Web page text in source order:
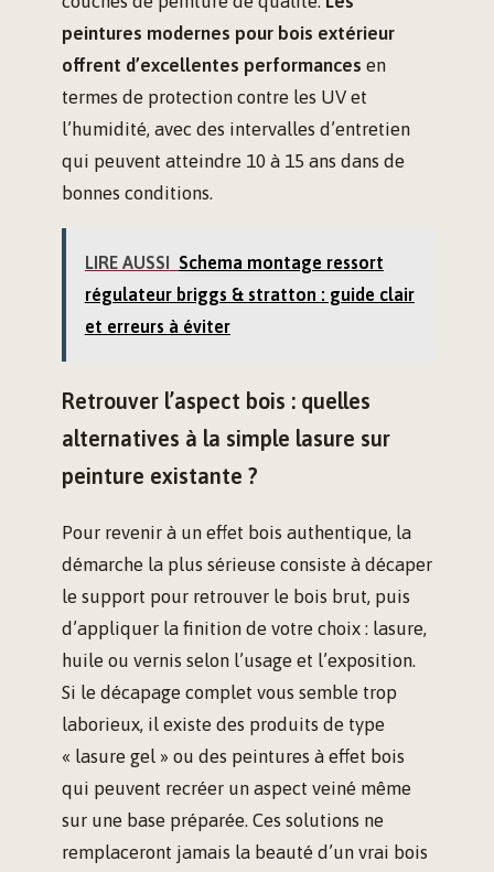
peintures modernes pour bois extérieur
offrent d’excellentes performances en
termes de protection contre les UV et
l’humidité, avec des intervalles d’entretien
qui peuvent atteindre 10 à 15 ans dans de
bonnes conditions.
LIRE AUSSI Schema montage ressort
régulateur briggs & stratton : guide clair
et erreurs à éviter
Retrouver l’aspect bois : quelles
alternatives à la simple lasure sur
peinture existante ?
Pour revenir à un effet bois authentique, la
démarche la plus sérieuse consiste à décaper
le support pour retrouver le bois brut, puis
d’appliquer la finition de votre choix : lasure,
huile ou vernis selon l’usage et l’exposition.
Si le décapage complet vous semble trop
laborieux, il existe des produits de type
« lasure gel » ou des peintures à effet bois
qui peuvent recréer un aspect veiné même
sur une base préparée. Ces solutions ne
remplaceront jamais la beauté d’un vrai bois